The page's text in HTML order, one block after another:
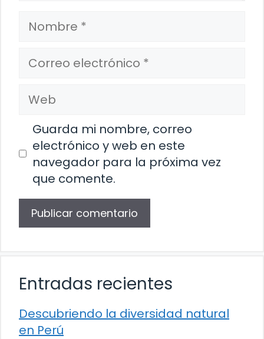
Nombre
Correo
electrónico
Web
Guarda mi nombre, correo
electrónico y web en este
navegador para la próxima vez
que comente.
Entradas recientes
Descubriendo la diversidad natural
en Perú